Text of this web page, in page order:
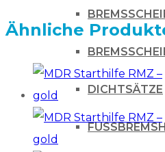
DICHTSÄTZE
Ähnliche